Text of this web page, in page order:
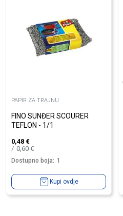
PAPIR ZA TRAJNU
FINO SUNĐER SCOURER
TEFLON - 1/1
0,48 €
0,60€
Dostupno boja: 1
Kupi ovdje